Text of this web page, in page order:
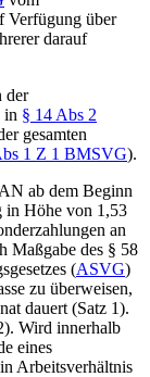
Verfügung über
darauf
der
in § 14 Abs 2
gesamten
1 Z 1 BMSVG).
ab dem Beginn
in Höhe von 1,53
an
Maßgabe des § 58
(ASVG)
zu überweisen,
dauert (Satz 1).
Wird innerhalb
eines
Arbeitsverhältnis